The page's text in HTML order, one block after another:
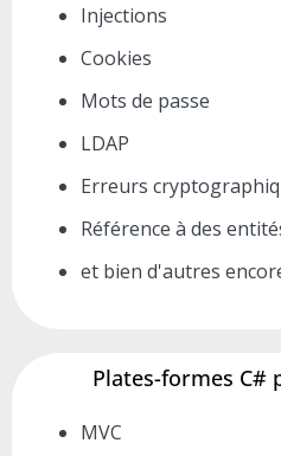
Injections
Cookies
Mots de passe
LDAP
Erreurs
Référence à des
et bien d'autres
Plates-formes C#
MVC